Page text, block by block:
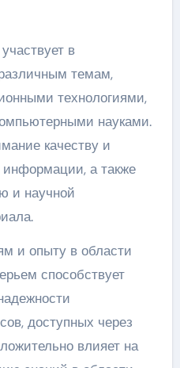
в
темам,
технологиями,
науками.
качеству и
а также
и научной
и опыту в области
способствует
доступных через
влияет на